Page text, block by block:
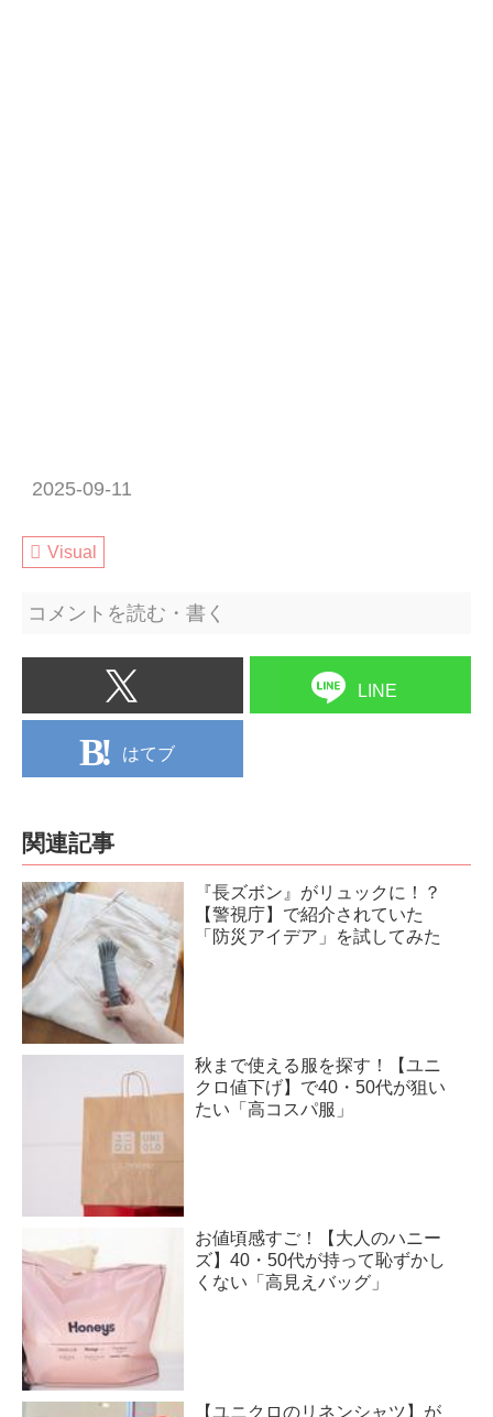
2025-09-11
Visual
コメントを読む・書く
LINE
はてブ
関連記事
『長ズボン』がリュックに！？
【警視庁】で紹介されていた
「防災アイデア」を試してみた
秋まで使える服を探す！【ユニ
クロ値下げ】で40・50代が狙い
たい「高コスパ服」
お値頃感すご！【大人のハニー
ズ】40・50代が持って恥ずかし
くない「高見えバッグ」
【ユニクロのリネンシャツ】が